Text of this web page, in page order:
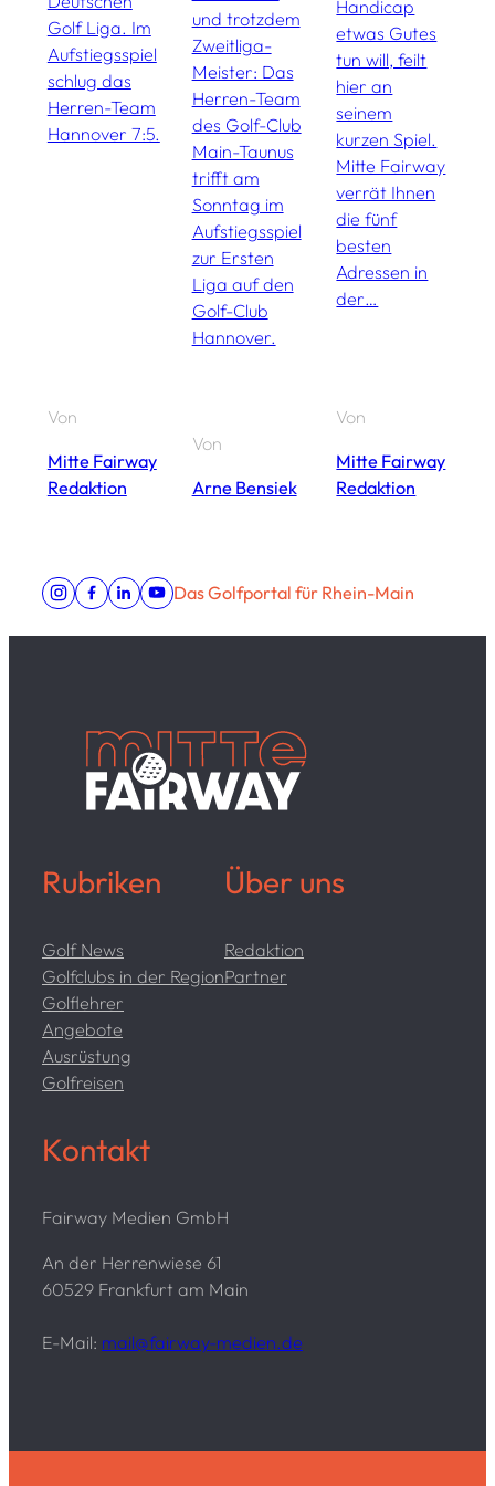
Golf Liga. Im
Aufstiegsspiel
schlug das
Herren-Team
Hannover 7:5.
Von
Mitte Fairway
Redaktion
und trotzdem
Zweitliga-
Meister: Das
Herren-Team
des Golf-Club
Main-Taunus
trifft am
Sonntag im
Aufstiegsspiel
zur Ersten
Liga auf den
Golf-Club
Hannover.
Von
Arne Bensiek
Handicap
etwas Gutes
tun will, feilt
hier an
seinem
kurzen Spiel.
Mitte Fairway
verrät Ihnen
die fünf
besten
Adressen in
der…
Von
Mitte Fairway
Redaktion
Das Golfportal für Rhein-Main
Rubriken
Golf News
Golfclubs in der Region
Golflehrer
Angebote
Ausrüstung
Golfreisen
Über uns
Redaktion
Partner
Kontakt
Fairway Medien GmbH
An der Herrenwiese 61
60529 Frankfurt am Main
E-Mail: mail@fairway-medien.de